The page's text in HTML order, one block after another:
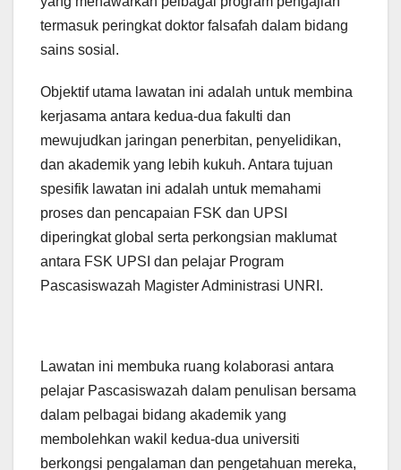
termasuk peringkat doktor falsafah dalam bidang
sains sosial.
Objektif utama lawatan ini adalah untuk membina
kerjasama antara kedua-dua fakulti dan
mewujudkan jaringan penerbitan, penyelidikan,
dan akademik yang lebih kukuh. Antara tujuan
spesifik lawatan ini adalah untuk memahami
proses dan pencapaian FSK dan UPSI
diperingkat global serta perkongsian maklumat
antara FSK UPSI dan pelajar Program
Pascasiswazah Magister Administrasi UNRI.
Lawatan ini membuka ruang kolaborasi antara
pelajar Pascasiswazah dalam penulisan bersama
dalam pelbagai bidang akademik yang
membolehkan wakil kedua-dua universiti
berkongsi pengalaman dan pengetahuan mereka,